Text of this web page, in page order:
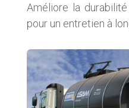
Améliore la
pour un entretien à